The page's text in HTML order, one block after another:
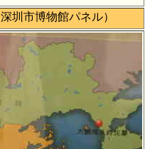
深圳市博物館パネル）